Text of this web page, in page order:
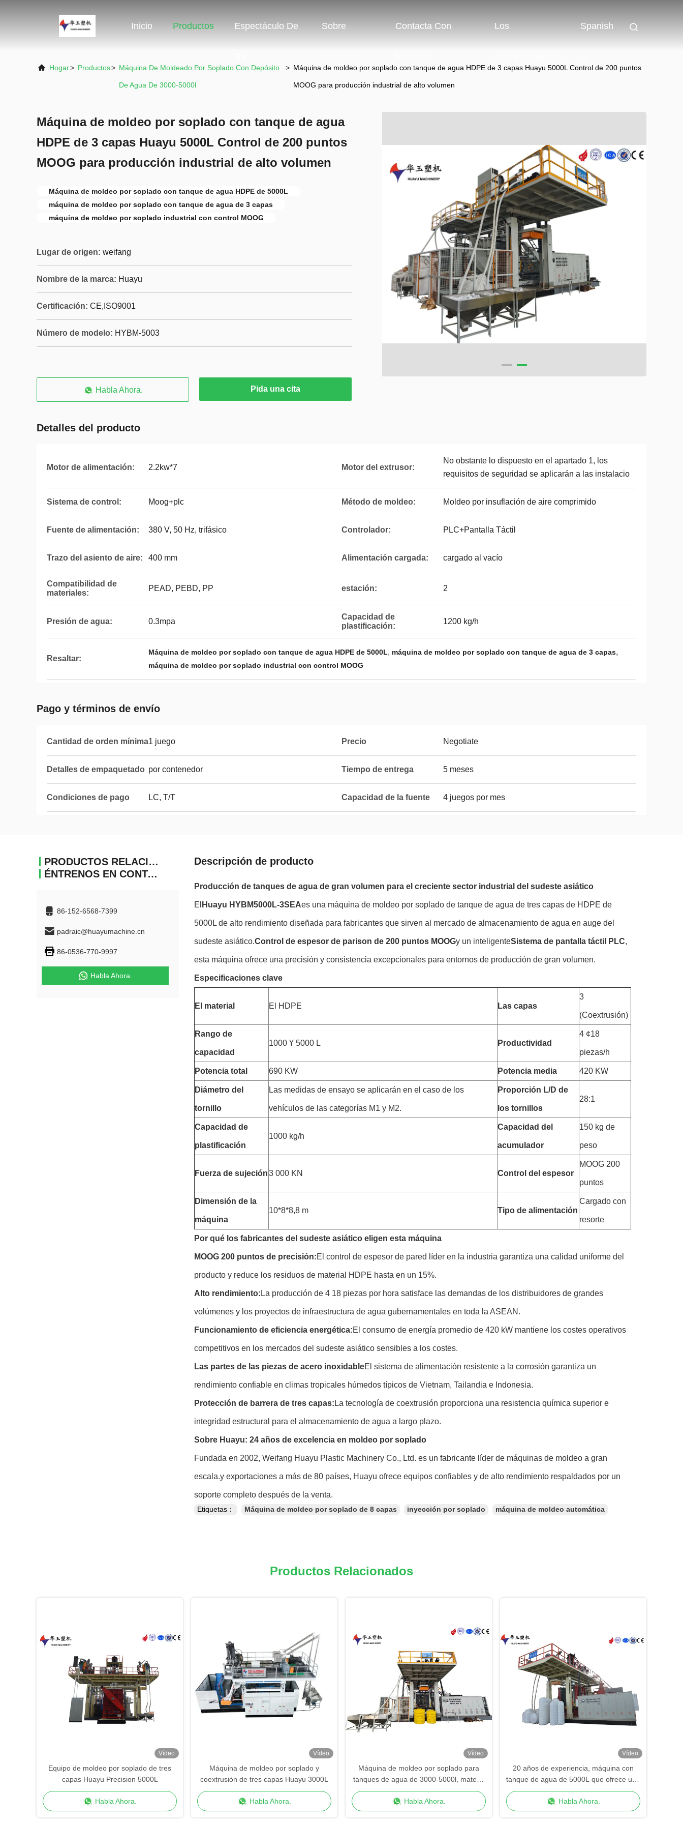
Inicio Productos Espectáculo De Sobre Contacta Con Los Spanish
Hogar> Productos> Máquina De Moldeado Por Soplado Con Depósito
De Agua De 3000-5000l
> Máquina de moldeo por soplado con tanque de agua HDPE de 3 capas Huayu 5000L Control de 200 puntos
MOOG para producción industrial de alto volumen
Máquina de moldeo por soplado con tanque de agua
HDPE de 3 capas Huayu 5000L Control de 200 puntos
MOOG para producción industrial de alto volumen
Máquina de moldeo por soplado con tanque de agua HDPE de 5000L
máquina de moldeo por soplado con tanque de agua de 3 capas
máquina de moldeo por soplado industrial con control MOOG
Lugar de origen: weifang
Nombre de la marca: Huayu
Certificación: CE,ISO9001
Número de modelo: HYBM-5003
Habla Ahora. Pida una cita
Detalles del producto
Motor de alimentación: 2.2kw*7 Motor del extrusor:
No obstante lo dispuesto en el apartado 1, los
requisitos de seguridad se aplicarán a las instalacio
Sistema de control: Moog+plc Método de moldeo: Moldeo por insuflación de aire comprimido
Fuente de alimentación: 380 V, 50 Hz, trifásico Controlador: PLC+Pantalla Táctil
Trazo del asiento de aire: 400 mm Alimentación cargada: cargado al vacío
Compatibilidad de
materiales:
PEAD, PEBD, PP estación: 2
Presión de agua: 0.3mpa
Capacidad de
plastificación:
1200 kg/h
Resaltar:
Máquina de moldeo por soplado con tanque de agua HDPE de 5000L, máquina de moldeo por soplado con tanque de agua de 3 capas,
máquina de moldeo por soplado industrial con control MOOG
Pago y términos de envío
Cantidad de orden mínima1 juego Precio Negotiate
Detalles de empaquetado por contenedor Tiempo de entrega 5 meses
Condiciones de pago LC, T/T Capacidad de la fuente 4 juegos por mes
PRODUCTOS RELACIONADOS
ÉNTRENOS EN CONTACTO CON
86-152-6568-7399
padraic@huayumachine.cn
86-0536-770-9997
Habla Ahora.
Descripción de producto
Producción de tanques de agua de gran volumen para el creciente sector industrial del sudeste asiático
El Huayu HYBM5000L-3SEAes una máquina de moldeo por soplado de tanque de agua de tres capas de HDPE de
5000L de alto rendimiento diseñada para fabricantes que sirven al mercado de almacenamiento de agua en auge del
sudeste asiático.Control de espesor de parison de 200 puntos MOOGy un inteligenteSistema de pantalla táctil PLC,
esta máquina ofrece una precisión y consistencia excepcionales para entornos de producción de gran volumen.
Especificaciones clave
El material El HDPE Las capas
3
(Coextrusión)
Rango de
capacidad
1000 ¥ 5000 L Productividad
4 ¢18
piezas/h
Potencia total 690 KW Potencia media 420 KW
Diámetro del
tornillo
Las medidas de ensayo se aplicarán en el caso de los
vehículos de las categorías M1 y M2.
Proporción L/D de
los tornillos
28:1
Capacidad de
plastificación
1000 kg/h
Capacidad del
acumulador
150 kg de
peso
Fuerza de sujeción3 000 KN Control del espesor
MOOG 200
puntos
Dimensión de la
máquina
10*8*8,8 m Tipo de alimentación
Cargado con
resorte
Por qué los fabricantes del sudeste asiático eligen esta máquina
MOOG 200 puntos de precisión:El control de espesor de pared líder en la industria garantiza una calidad uniforme del
producto y reduce los residuos de material HDPE hasta en un 15%.
Alto rendimiento: La producción de 4 18 piezas por hora satisface las demandas de los distribuidores de grandes
volúmenes y los proyectos de infraestructura de agua gubernamentales en toda la ASEAN.
Funcionamiento de eficiencia energética:El consumo de energía promedio de 420 kW mantiene los costes operativos
competitivos en los mercados del sudeste asiático sensibles a los costes.
Las partes de las piezas de acero inoxidableEl sistema de alimentación resistente a la corrosión garantiza un
rendimiento confiable en climas tropicales húmedos típicos de Vietnam, Tailandia e Indonesia.
Protección de barrera de tres capas: La tecnología de coextrusión proporciona una resistencia química superior e
integridad estructural para el almacenamiento de agua a largo plazo.
Sobre Huayu: 24 años de excelencia en moldeo por soplado
Fundada en 2002, Weifang Huayu Plastic Machinery Co., Ltd. es un fabricante líder de máquinas de moldeo a gran
escala.y exportaciones a más de 80 países, Huayu ofrece equipos confiables y de alto rendimiento respaldados por un
soporte completo después de la venta.
Etiquetas： Máquina de moldeo por soplado de 8 capas inyección por soplado máquina de moldeo automática
Productos Relacionados
Vídeo
Equipo de moldeo por soplado de tres
capas Huayu Precision 5000L
Habla Ahora.
Vídeo
Máquina de moldeo por soplado y
coextrusión de tres capas Huayu 3000L
Habla Ahora.
Vídeo
Máquina de moldeo por soplado para
tanques de agua de 3000-5000l, materia
prima de HDPE para una producción más
estable
Habla Ahora.
Vídeo
20 años de experiencia, máquina con
tanque de agua de 5000L que ofrece una
potencia promedio de 420kw, elección
perfecta para sistemas de contención de
líquidos
Habla Ahora.